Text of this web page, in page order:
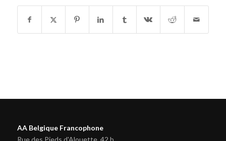
AA Belgique Francophone
Rue des Pieds d'Alouette, 42 b